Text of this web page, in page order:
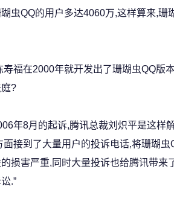
QQ的用户多达4060万,这样算来,珊
在2000年就开发出了珊瑚虫QQ版本
?
8月的起诉,腾讯总裁刘炽平是这样解
面接到了大量用户的投诉电话,将珊瑚
损害严重,同时大量投诉也给腾讯带
.”